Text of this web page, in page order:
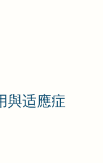
與适應症